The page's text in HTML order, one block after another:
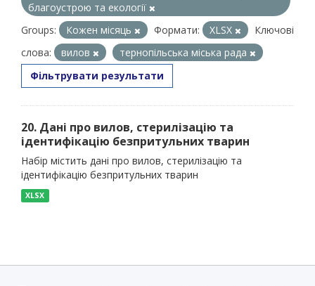
благоустрою та екології
Groups:
Кожен місяць Формати: XLSX
Ключові
слова:
вилов
тернопільська міська рада
Фільтрувати результати
20. Дані про вилов, стерилізацію та
ідентифікацію безпритульних тварин
Набір містить дані про вилов, стерилізацію та
ідентифікацію безпритульних тварин
XLSX